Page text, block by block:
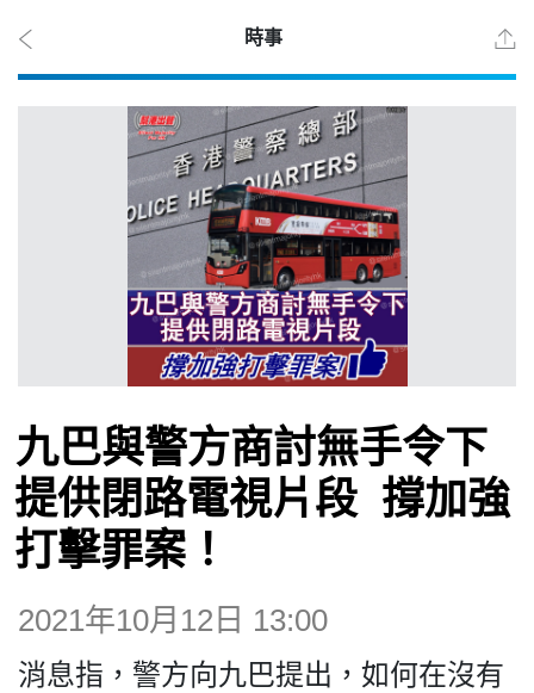
時事
觀點
博客
投票
時事
九巴與警方商討無手令下
提供閉路電視片段 撐加強
打擊罪案！
2021年10月12日 13:00
消息指，警方向九巴提出，如何在沒有